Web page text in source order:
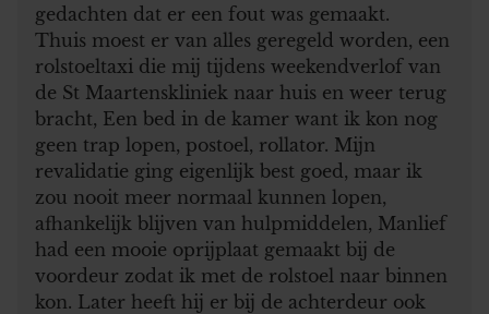
gedachten dat er een fout was gemaakt.
Thuis moest er van alles geregeld worden, een
rolstoeltaxi die mij tijdens weekendverlof van
de St Maartenskliniek naar huis en weer terug
bracht, Een bed in de kamer want ik kon nog
geen trap lopen, postoel, rollator. Mijn
revalidatie ging eigenlijk best goed, maar ik
zou nooit meer normaal kunnen lopen,
afhankelijk blijven van hulpmiddelen, Manlief
had een mooie oprijplaat gemaakt bij de
voordeur zodat ik met de rolstoel naar binnen
kon. Later heeft hij er bij de achterdeur ook